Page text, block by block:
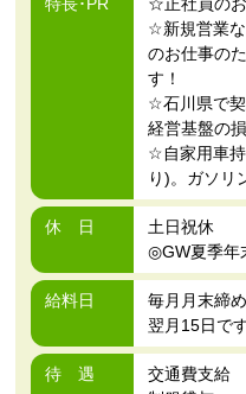
特長･PR
☆正社員のお
☆新規営業
のお仕事の
す！
☆石川県で
経営基盤の
☆自家用車
り)。ガソリ
休 日
土日祝休
◎GW夏季年
給料日
毎月月末締め
翌月15日で
待 遇
交通費支給